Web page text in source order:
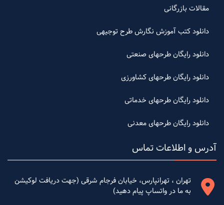
مقالات بازرگانی
دانلود کتب آموزش نگارش طرح توجیهی
دانلود رایگان طرحهای صنعتی
دانلود رایگان طرحهای کشاورزی
دانلود رایگان طرحهای خدماتی
دانلود رایگان طرحهای معدنی
آدرس و اطلاعات تماس
تهران ، تهرانپارس، خیابان فرجام شرقی (جهت دریافت لوکیشن
به ما در واتساپ پیام دهید)